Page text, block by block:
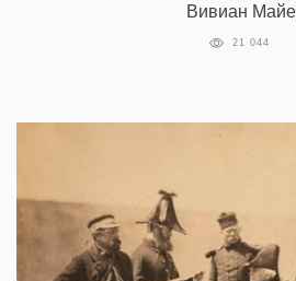
Вивиан
21 044